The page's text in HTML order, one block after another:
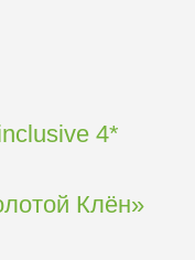
4*
Клён»